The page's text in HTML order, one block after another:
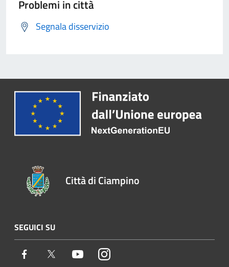
Problemi in città
Segnala disservizio
Città di Ciampino
SEGUICI SU
Facebook Twitter YoutubeInstagram